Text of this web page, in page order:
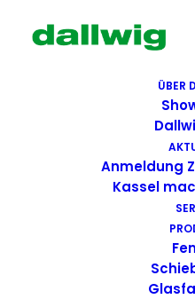
ÜBER
Anmeldung
Kassel
Wir